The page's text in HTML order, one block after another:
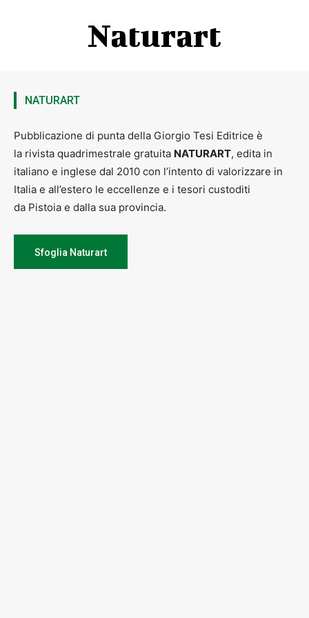
Naturart
NATURART
Pubblicazione di punta della Giorgio Tesi Editrice è
la rivista quadrimestrale gratuita NATURART, edita in
italiano e inglese dal 2010 con l’intento di valorizzare in
Italia e all’estero le eccellenze e i tesori custoditi
da Pistoia e dalla sua provincia.
Sfoglia Naturart